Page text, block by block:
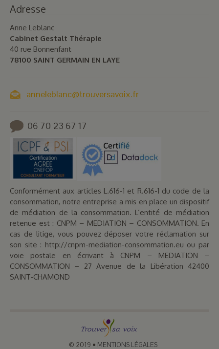
Adresse
Anne Leblanc
Cabinet Gestalt Thérapie
40 rue Bonnenfant
78100 SAINT GERMAIN EN LAYE
anneleblanc@trouversavoix.fr
06 70 23 67 17
Conformément aux articles L.616-1 et R.616-1 du code de la
consommation, notre entreprise a mis en place un dispositif
de médiation de la consommation. L’entité de médiation
retenue est : CNPM – MEDIATION – CONSOMMATION. En
cas de litige, vous pouvez déposer votre réclamation sur
son site : http://cnpm-mediation-consommation.eu ou par
voie postale en écrivant à CNPM – MEDIATION –
CONSOMMATION – 27 Avenue de la Libération 42400
SAINT-CHAMOND
© 2019 • MENTIONS LÉGALES